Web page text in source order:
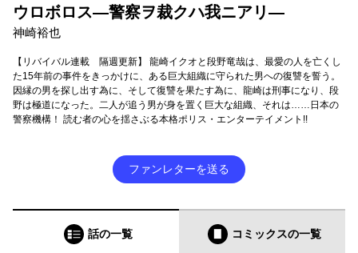
ウロボロス―警察ヲ裁クハ我ニアリ―
神崎裕也
【リバイバル連載 隔週更新】 龍崎イクオと段野竜哉は、最愛の人を亡くし
た15年前の事件をきっかけに、ある巨大組織に守られた男への復讐を誓う。
因縁の男を探し出す為に、そして復讐を果たす為に、龍崎は刑事になり、段
野は極道になった。二人が追う男が身を置く巨大な組織、それは……日本の
警察機構！ 読む者の心を揺さぶる本格ポリス・エンターテイメント!!
ファンレターを送る
話の一覧 コミックスの一覧